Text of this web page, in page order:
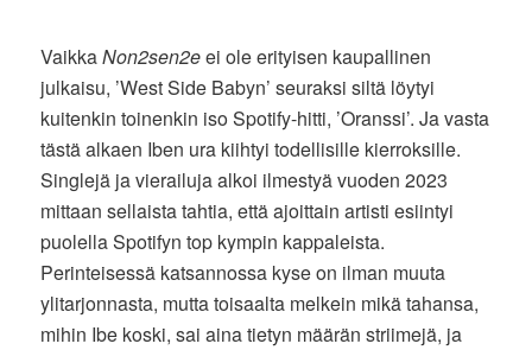
VaikkaNon2sen2eei ole erityisen kaupallinen
julkaisu, ’West Side Babyn’ seuraksi siltä löytyi
kuitenkin toinenkin iso Spotify-hitti, ’Oranssi’. Ja vasta
tästä alkaen Iben ura kiihtyi todellisille kierroksille.
Singlejä ja vierailuja alkoi ilmestyä vuoden 2023
mittaan sellaista tahtia, että ajoittain artisti esiintyi
puolella Spotifyn top kympin kappaleista.
Perinteisessä katsannossa kyse on ilman muuta
ylitarjonnasta, mutta toisaalta melkein mikä tahansa,
mihin Ibe koski, sai aina tietyn määrän striimejä, ja